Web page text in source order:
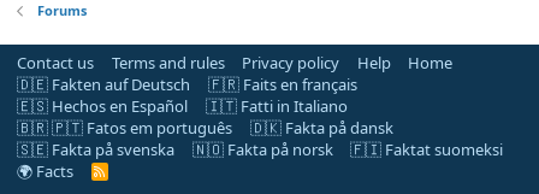
Forums
Contact us Terms and rules Privacy policy Help
Home
🇩🇪 Fakten auf Deutsch
🇫🇷 Faits en français
🇪🇸 Hechos en Español
🇮🇹 Fatti in Italiano
🇧🇷 🇵🇹 Fatos em português
🇩🇰 Fakta på dansk
🇸🇪 Fakta på svenska
🇳🇴 Fakta på norsk
🇫🇮 Faktat suomeksi
🌍 Facts
R